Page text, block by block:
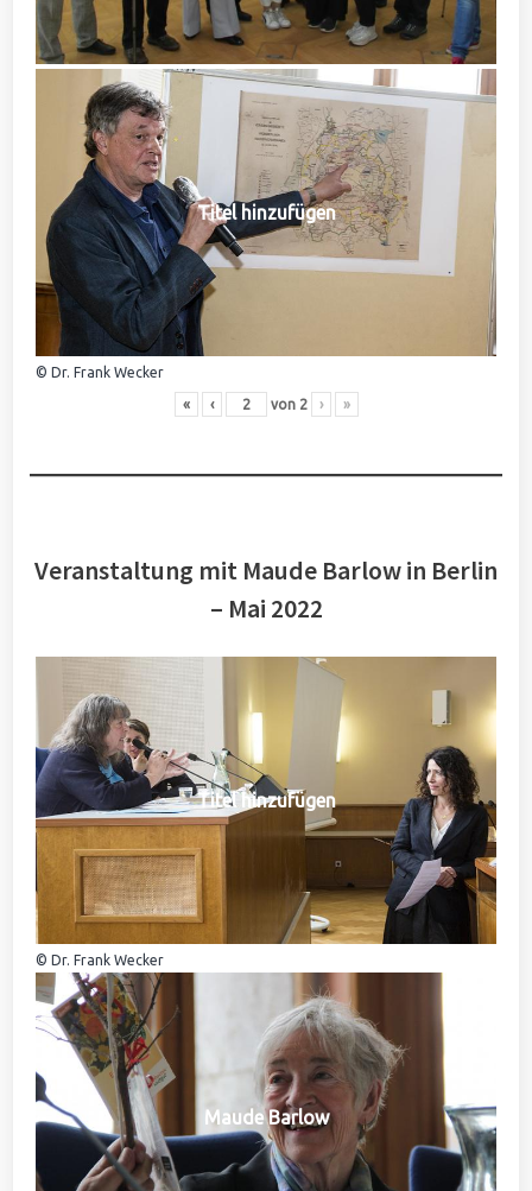
Titel hinzufügen
© Dr. Frank Wecker
« ‹ von 2 › »
Veranstaltung mit Maude Barlow in Berlin
– Mai 2022
Titel hinzufügen
© Dr. Frank Wecker
Maude Barlow